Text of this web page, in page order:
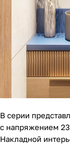
В серии
с напряжением
Накладной